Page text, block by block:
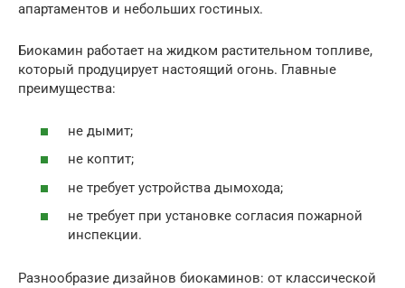
апартаментов и небольших гостиных.
Биокамин работает на жидком растительном топливе,
который продуцирует настоящий огонь. Главные
преимущества:
не дымит;
не коптит;
не требует устройства дымохода;
не требует при установке согласия пожарной
инспекции.
Разнообразие дизайнов биокаминов: от классической